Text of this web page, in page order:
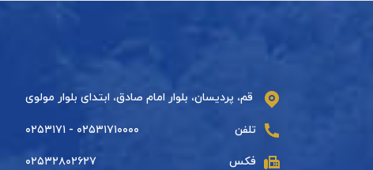
قم، پردیسان، بلوار امام صادق، ابتدای بلوار مولوی
تلفن ۰۲۵۳۱۷۱۰۰۰۰ - ۰۲۵۳۱۷۱
فکس ۰۲۵۳۲۸۰۲۶۲۷